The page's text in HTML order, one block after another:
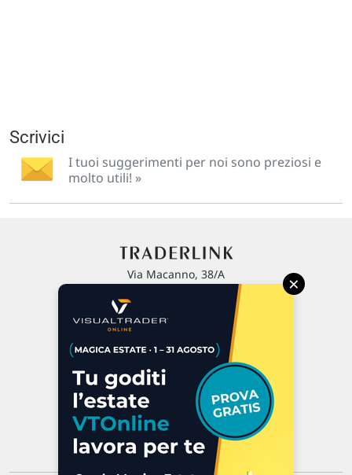
Scrivici
I tuoi suggerimenti per noi sono preziosi e
molto utili! »
Via Macanno, 38/A
P.IVA 02 452 460 401
Chi siamo
Commenti e segnalazioni
Contattaci
×